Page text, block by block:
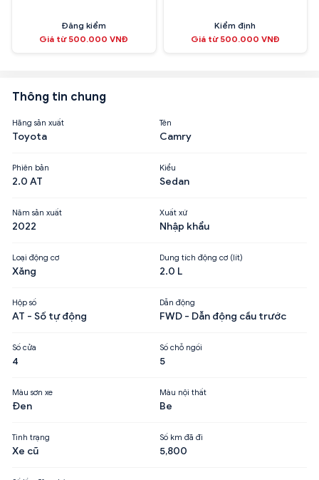
Đăng kiểm
Giá từ 500.000 VNĐ
Kiểm định
Giá từ 500.000 VNĐ
Thông tin chung
Hãng sản xuất
Toyota
Tên
Camry
Phiên bản
2.0 AT
Kiểu
Sedan
Năm sản xuất
2022
Xuất xứ
Nhập khẩu
Loại động cơ
Xăng
Dung tích động cơ (lít)
2.0 L
Hộp số
AT - Số tự động
Dẫn động
FWD - Dẫn động cầu trước
Số cửa
4
Số chỗ ngồi
5
Màu sơn xe
Đen
Màu nội thất
Be
Tình trạng
Xe cũ
Số km đã đi
5,800